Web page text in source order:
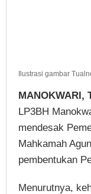
Ilustrasi gambar
MANOKWARI,
LP3BH
mendesak
Mahkamah
pembentukan
Menurutnya,